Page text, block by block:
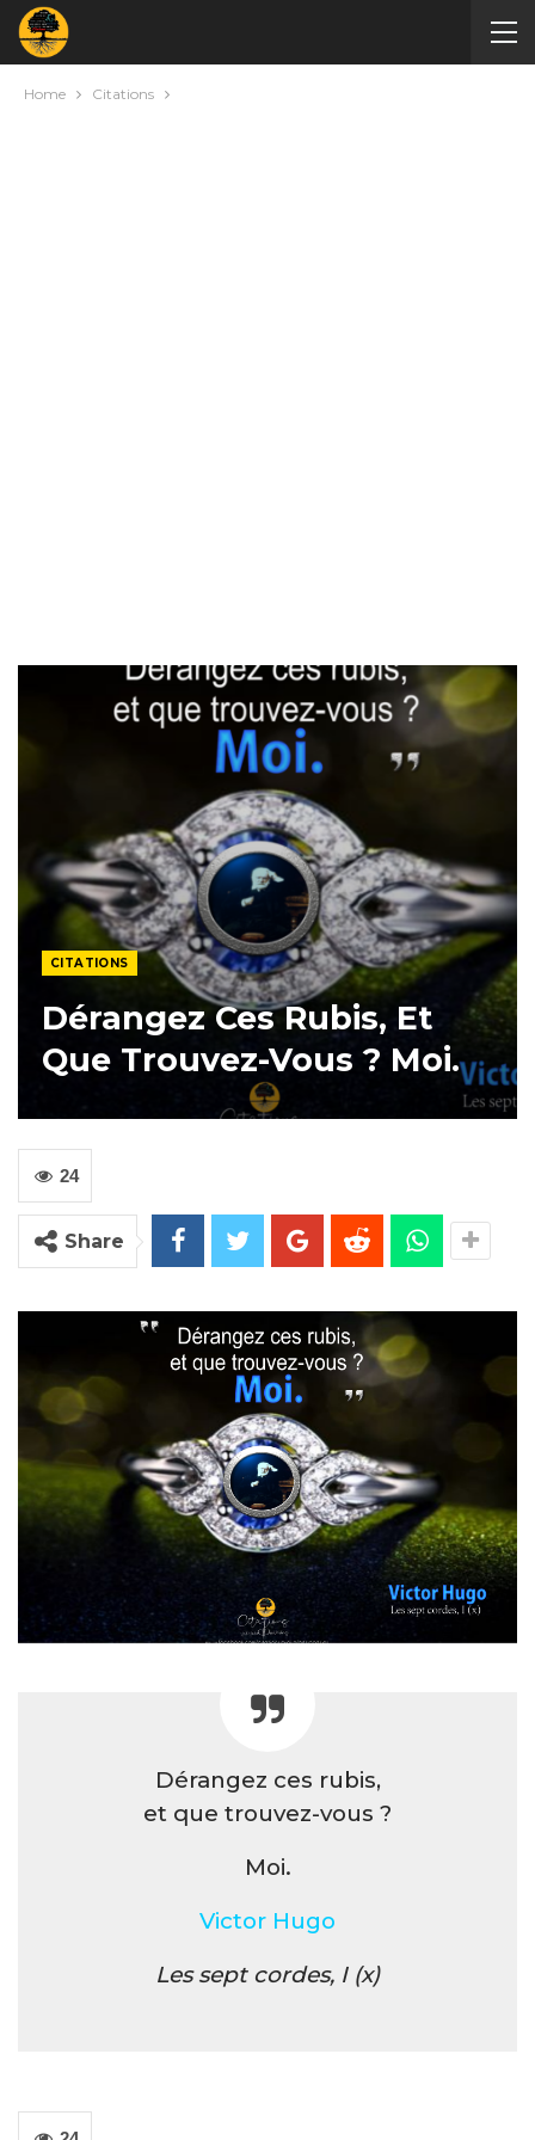
Home Citations
CITATIONS
Dérangez Ces Rubis, Et
Que Trouvez-Vous ? Moi.
24
Share
Dérangez ces rubis,
et que trouvez-vous ?
Moi.
Victor Hugo
Les sept cordes, I (x)